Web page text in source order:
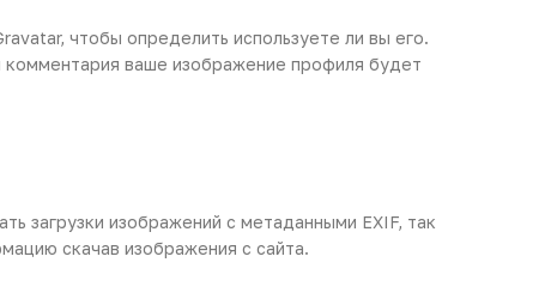
чтобы определить используете ли вы его.
ваше изображение профиля будет
загрузки изображений с метаданными EXIF, так
скачав изображения с сайта.